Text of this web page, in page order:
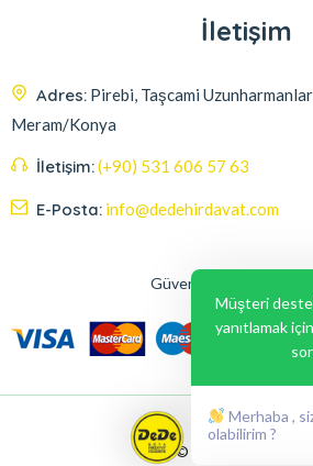
İletişim
Adres: Pirebi, Taşcami
Meram/Konya
İletişim:(+90) 531 606 57 63
E-Posta: info@dedehirdavat.com
Güvenli Ödeme
© 2024, Liabil Dizayn
Müşteri
yanıtlamak
Merhaba ,
olabilirim ?